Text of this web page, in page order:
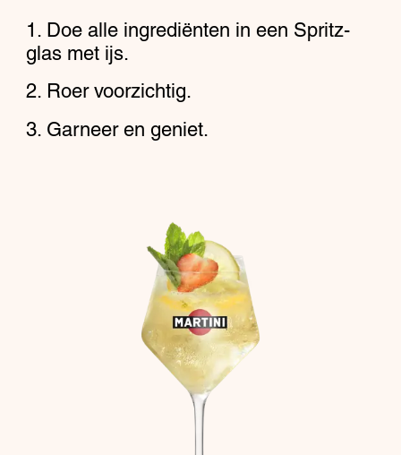
Doe alle ingrediënten in een Spritz-
glas met ijs.
Roer voorzichtig.
Garneer en geniet.